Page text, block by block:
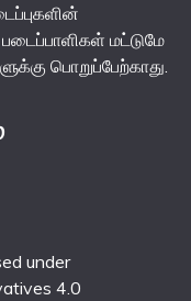
மட்டுமே
பொறுப்பேற்காது.
under
4.0